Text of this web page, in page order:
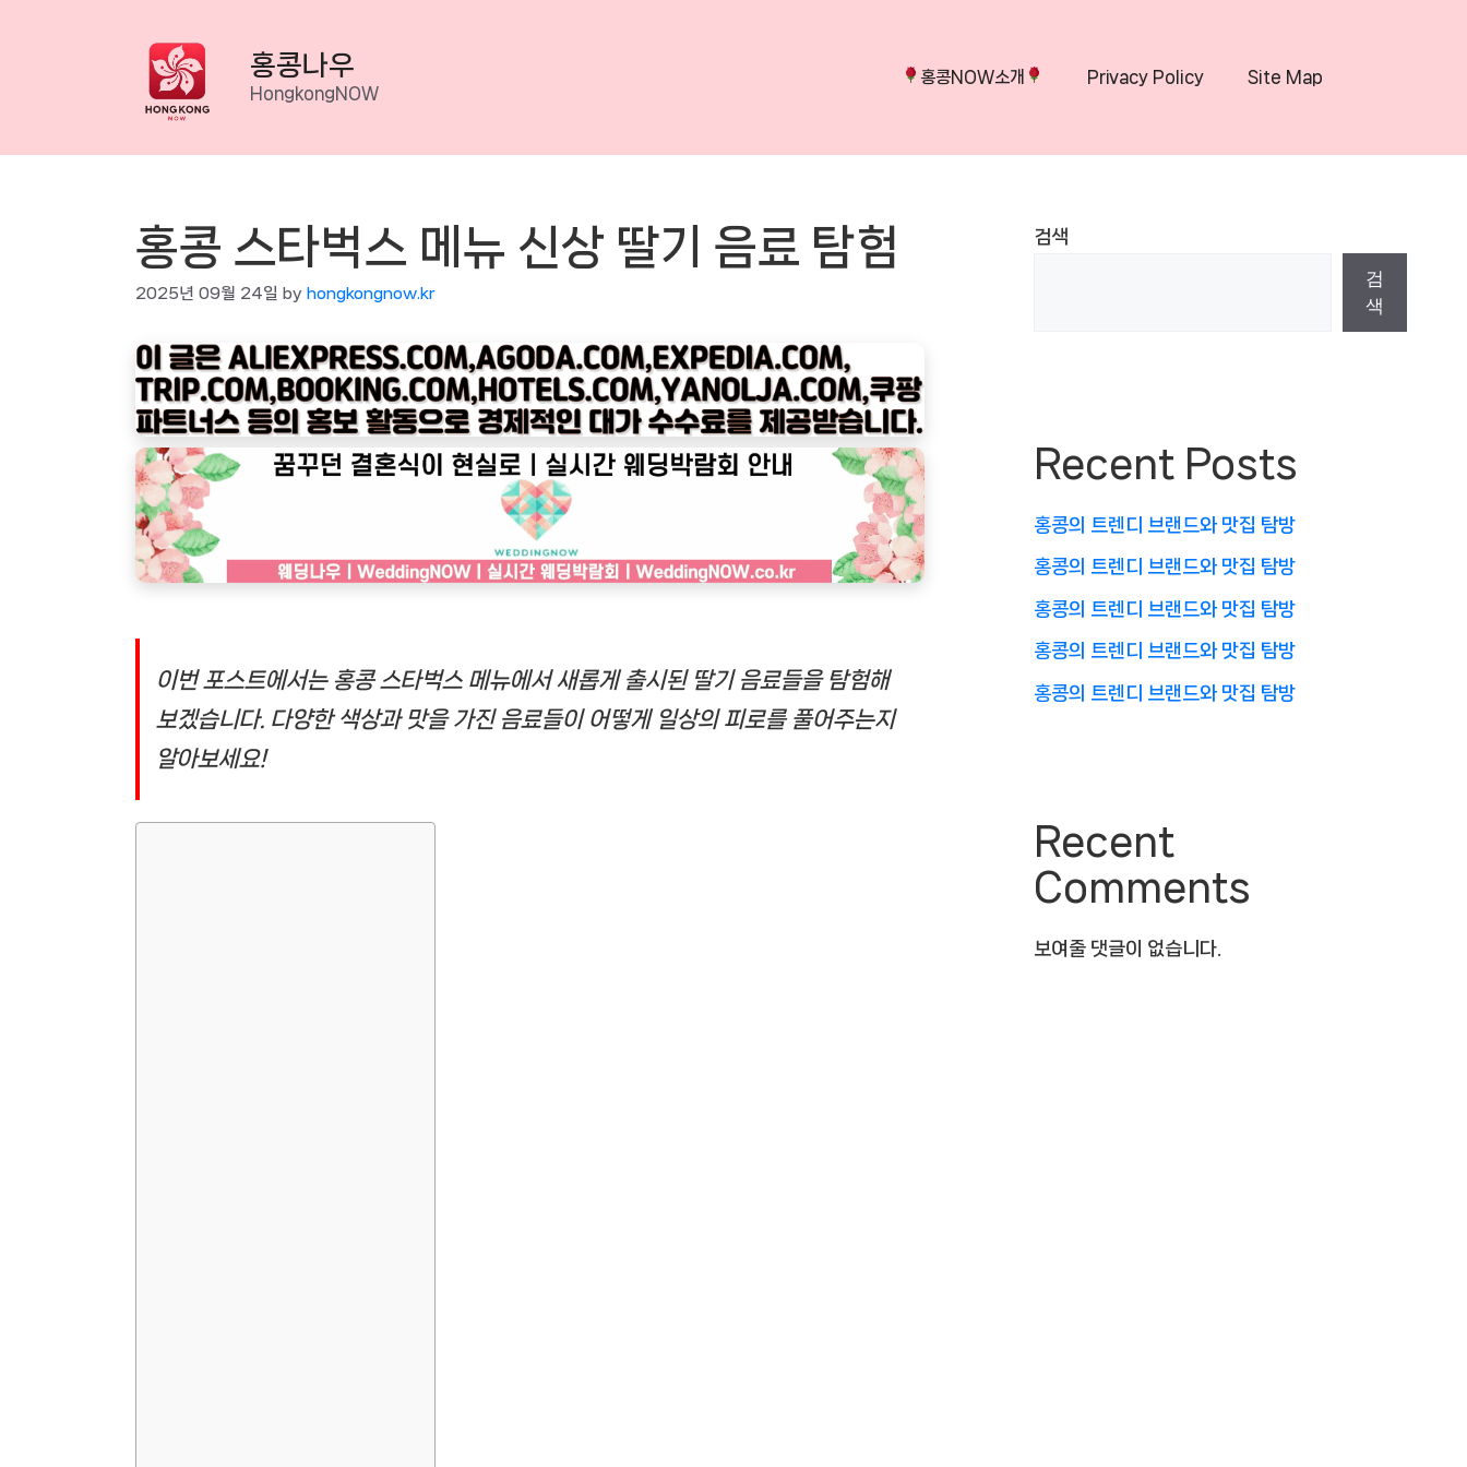
홍콩나우
HongkongNOW
홍콩NOW소개 Privacy Policy Site Map
홍콩 스타벅스 메뉴 신상 딸기 음료 탐험
2025년 09월 24일 by hongkongnow.kr
이번 포스트에서는 홍콩 스타벅스 메뉴에서 새롭게 출시된 딸기 음료들을 탐험해
보겠습니다. 다양한 색상과 맛을 가진 음료들이 어떻게 일상의 피로를 풀어주는지
알아보세요!
검색
검
색
Recent Posts
홍콩의 트렌디 브랜드와 맛집 탐방
홍콩의 트렌디 브랜드와 맛집 탐방
홍콩의 트렌디 브랜드와 맛집 탐방
홍콩의 트렌디 브랜드와 맛집 탐방
홍콩의 트렌디 브랜드와 맛집 탐방
Recent
Comments
보여줄 댓글이 없습니다.